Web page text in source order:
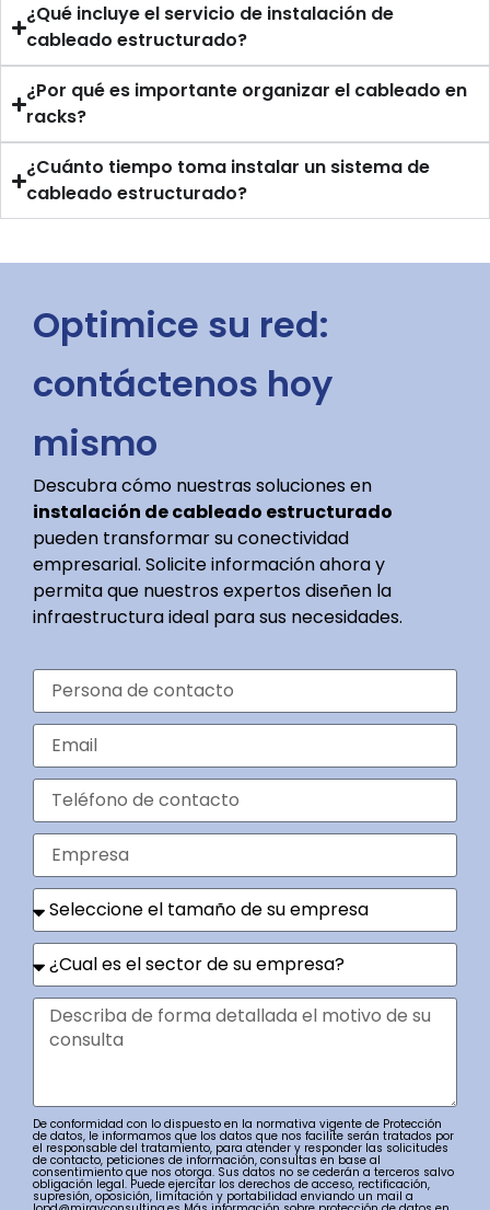
¿Qué incluye el servicio de instalación de
cableado estructurado?
¿Por qué es importante organizar el cableado en
racks?
¿Cuánto tiempo toma instalar un sistema de
cableado estructurado?
Optimice su red:
contáctenos hoy
mismo
Descubra cómo nuestras soluciones en
instalación de cableado estructurado
pueden transformar su conectividad
empresarial. Solicite información ahora y
permita que nuestros expertos diseñen la
infraestructura ideal para sus necesidades.
De conformidad con lo dispuesto en la normativa vigente de Protección
de datos, le informamos que los datos que nos facilite serán tratados por
el responsable del tratamiento, para atender y responder las solicitudes
de contacto, peticiones de información, consultas en base al
consentimiento que nos otorga. Sus datos no se cederán a terceros salvo
obligación legal. Puede ejercitar los derechos de acceso, rectificación,
supresión, oposición, limitación y portabilidad enviando un mail a